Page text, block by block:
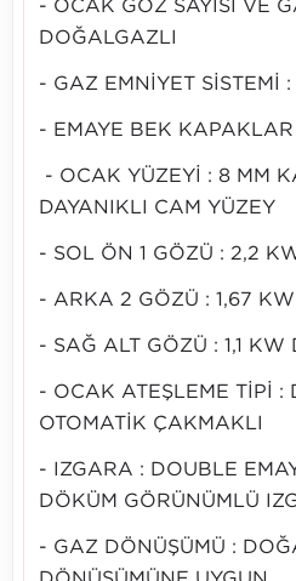
- OCAK GÖZ SAYISI VE
DOĞALGAZLI
- GAZ EMNİYET SİSTEMİ :
- EMAYE BEK KAPAKLAR
- OCAK YÜZEYİ : 8 MM
DAYANIKLI CAM YÜZEY
- SOL ÖN 1 GÖZÜ : 2,2
- ARKA 2 GÖZÜ : 1,67
- SAĞ ALT GÖZÜ : 1,1 KW
- OCAK ATEŞLEME TİPİ :
OTOMATİK ÇAKMAKLI
- IZGARA : DOUBLE
DÖKÜM GÖRÜNÜMLÜ
- GAZ DÖNÜŞÜMÜ :